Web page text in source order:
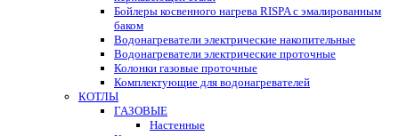
Бойлеры косвенного нагрева RISPA с эмалированным
баком
Водонагреватели электрические накопительные
Водонагреватели электрические проточные
Колонки газовые проточные
Комплектующие для водонагревателей
КОТЛЫ
ГАЗОВЫЕ
Настенные